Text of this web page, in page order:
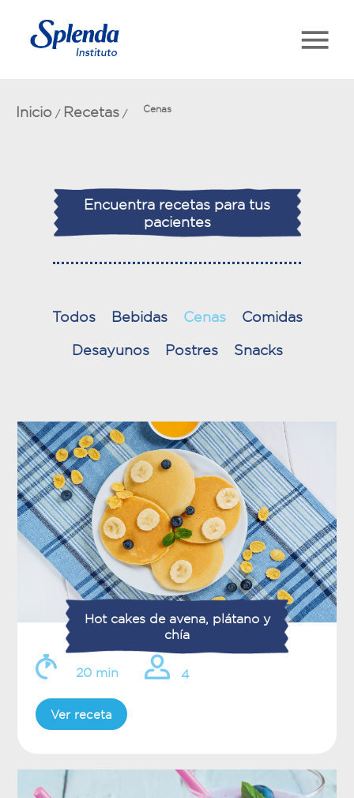
Inicio / Recetas / Cenas
Encuentra recetas para tus
pacientes
Todos Bebidas Cenas
Comidas
Desayunos
Postres Snacks
Hot cakes de avena, plátano y
chía
Ver receta
20 min 4